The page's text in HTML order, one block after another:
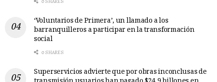
‘Voluntarios de Primera’, un llamado a los
barranquilleros a participar en la transformación
social
0 SHARES
Superservicios advierte que por obras inconclusas de